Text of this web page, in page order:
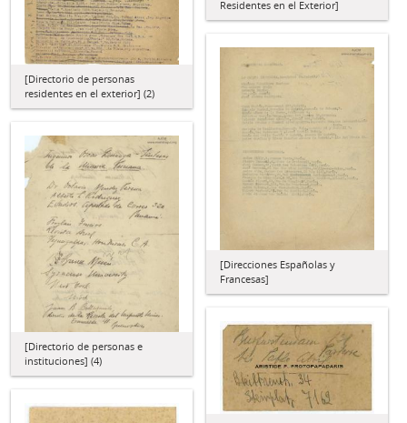
Residentes en el Exterior]
[Directorio de personas
residentes en el exterior] (2)
[Direcciones Españolas y
Francesas]
[Directorio de personas e
instituciones] (4)